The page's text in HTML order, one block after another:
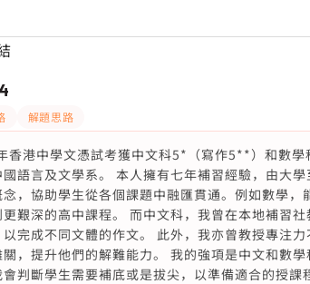
解題思路
香港中學文憑試考獲中文科5*（寫作5**）和數
語言及文學系。 本人擁有七年補習經驗，由大
，協助學生從各個課題中融匯貫通。例如數學
艱深的高中課程。 而中文科，我曾在本地補習
完成不同文體的作文。 此外，我亦曾教授專注
，提升他們的解難能力。 我的強項是中文和數學
判斷學生需要補底或是拔尖，以準備適合的授